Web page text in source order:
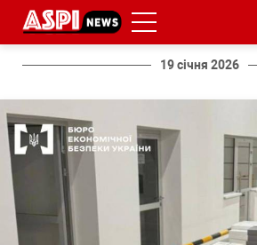
19 січня 2026
#ООС
#боротьба
з
корупцією
#ДФС #Київ